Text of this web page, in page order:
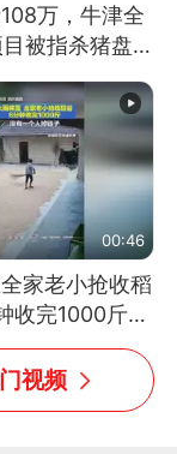
万，牛津全
被指杀猪盘，
00:46
家老小抢收稻
收完1000斤，
掉链子
视频